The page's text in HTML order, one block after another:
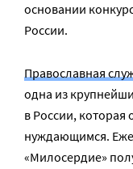
основании
России.
Православная
одна из
в России,
нуждающимся.
«Милосердие»